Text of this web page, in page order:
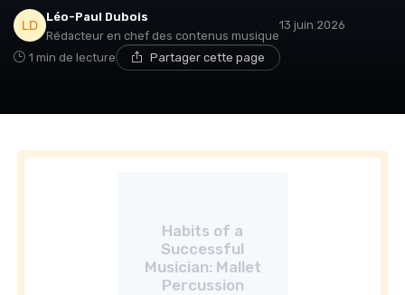
Léo-Paul Dubois
Rédacteur en chef des contenus musique
13 juin 2026
1 min de lecture Partager cette page
Habits of a
Successful
Musician: Mallet
Percussion